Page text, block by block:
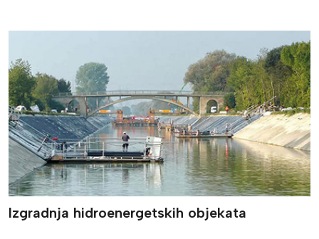
Izgradnja hidroenergetskih objekata